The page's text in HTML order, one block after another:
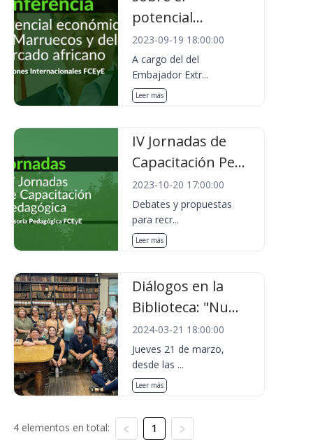
potencial...
2023-09-19 18:00:00
A cargo del del
Embajador Extr...
Leer más
IV Jornadas de
Capacitación Pe...
2023-10-20 17:00:00
Debates y propuestas
para recr...
Leer más
Diálogos en la
Biblioteca: "Nu...
2024-03-21 18:00:00
Jueves 21 de marzo,
desde las ...
Leer más
4 elementos en total: 1